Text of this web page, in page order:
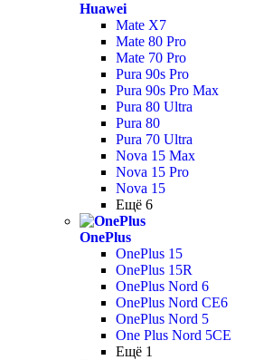
Huawei
Mate X7
Mate 80 Pro
Mate 70 Pro
Pura 90s Pro
Pura 90s Pro Max
Pura 80 Ultra
Pura 80
Pura 70 Ultra
Nova 15 Max
Nova 15 Pro
Nova 15
Ещё 6
OnePlus
OnePlus 15
OnePlus 15R
OnePlus Nord 6
OnePlus Nord CE6
OnePlus Nord 5
One Plus Nord 5CE
Ещё 1